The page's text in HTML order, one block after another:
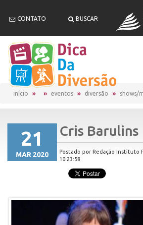
CONTATO BUSCAR
início eventos diversão shows/
21
MAR 2020
Cris Barulins
Postado por Redação Instituto
10:23:58